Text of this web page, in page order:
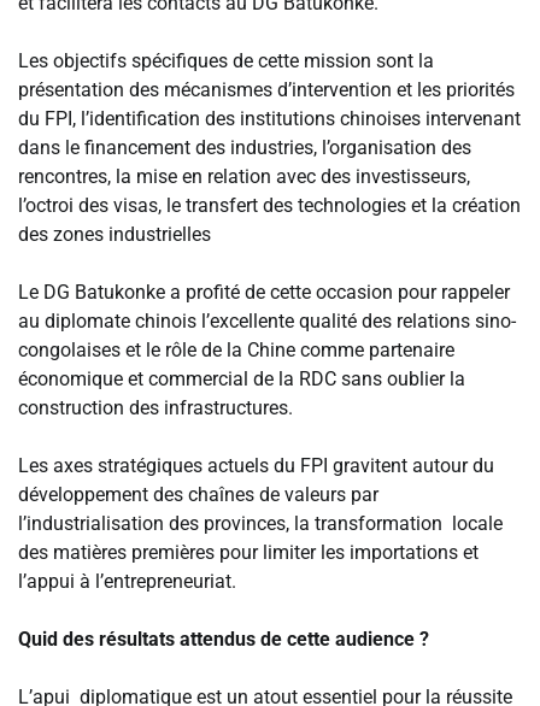
‎Les objectifs spécifiques de cette mission sont la
présentation des mécanismes d’intervention et les priorités
du FPI, l’identification des institutions chinoises intervenant
dans le financement des industries, l’organisation des
rencontres, la mise en relation avec des investisseurs,
l’octroi des visas, le transfert des technologies et la création
des zones industrielles
‎Le DG Batukonke a profité de cette occasion pour rappeler
au diplomate chinois l’excellente qualité des relations sino-
congolaises et le rôle de la Chine comme partenaire
économique et commercial de la RDC sans oublier la
construction des infrastructures.
‎Les axes stratégiques actuels du FPI gravitent autour du
développement des chaînes de valeurs par
l’industrialisation des provinces, la transformation locale
des matières premières pour limiter les importations et
l’appui à l’entrepreneuriat.
‎Quid des résultats attendus de cette audience ?
‎L’apui diplomatique est un atout essentiel pour la réussite